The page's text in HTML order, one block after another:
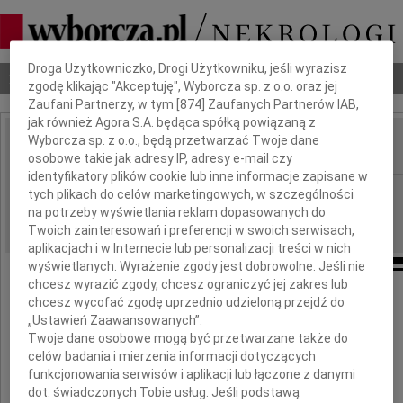
Nekrologi Odeszli Poradnik pogrzebowy
IMIĘ I NAZWISKO:
REGION: Rzeszów
DATA EMISJI: 08.07.2014
Panu
Tadeuszowi Janickiemu
Dbamy o Twoją prywatność
Droga Użytkowniczko, Drogi Użytkowniku, jeśli wyrazisz
zgodę klikając "Akceptuję", Wyborcza sp. z o.o. oraz jej
Zaufani Partnerzy, w tym [874 ] Zaufanych Partnerów IAB,
jak również Agora S.A. będąca spółką powiązaną z
Wyborcza sp. z o.o., będą przetwarzać Twoje dane
osobowe takie jak adresy IP, adresy e-mail czy
identyfikatory plików cookie lub inne informacje zapisane w
tych plikach do celów marketingowych, w szczególności
na potrzeby wyświetlania reklam dopasowanych do
Twoich zainteresowań i preferencji w swoich serwisach,
aplikacjach i w Internecie lub personalizacji treści w nich
wyświetlanych. Wyrażenie zgody jest dobrowolne. Jeśli nie
chcesz wyrazić zgody, chcesz ograniczyć jej zakres lub
chcesz wycofać zgodę uprzednio udzieloną przejdź do
„Ustawień Zaawansowanych”.
Twoje dane osobowe mogą być przetwarzane także do
celów badania i mierzenia informacji dotyczących
funkcjonowania serwisów i aplikacji lub łączone z danymi
dot. świadczonych Tobie usług. Jeśli podstawą